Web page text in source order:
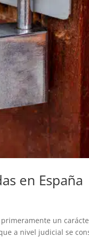
en España
un
a nivel judicial se